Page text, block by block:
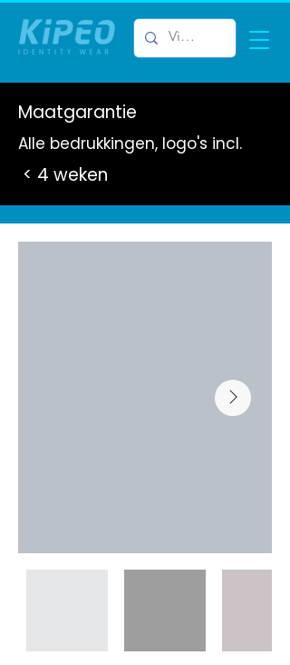
Maatgarantie
Alle bedrukkingen, logo's incl.
< 4 weken